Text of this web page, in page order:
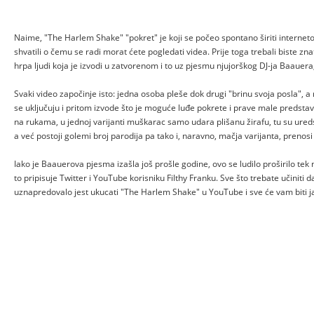
Naime, "The Harlem Shake" "pokret" je koji se počeo spontano širiti
shvatili o čemu se radi morat ćete pogledati videa. Prije toga trebali biste
hrpa ljudi koja je izvodi u zatvorenom i to uz pjesmu njujorškog DJ-ja
Svaki video započinje isto: jedna osoba pleše dok drugi "brinu svoja posla",
se uključuju i pritom izvode što je moguće luđe pokrete i prave male
na rukama, u jednoj varijanti muškarac samo udara plišanu žirafu, tu su
a već postoji golemi broj parodija pa tako i, naravno, mačja varijanta, prenosi
Iako je Baauerova pjesma izašla još prošle godine, ovo se ludilo proširilo tek
to pripisuje Twitter i YouTube korisniku Filthy Franku. Sve što trebate učiniti
uznapredovalo jest ukucati "The Harlem Shake" u YouTube i sve će vam biti